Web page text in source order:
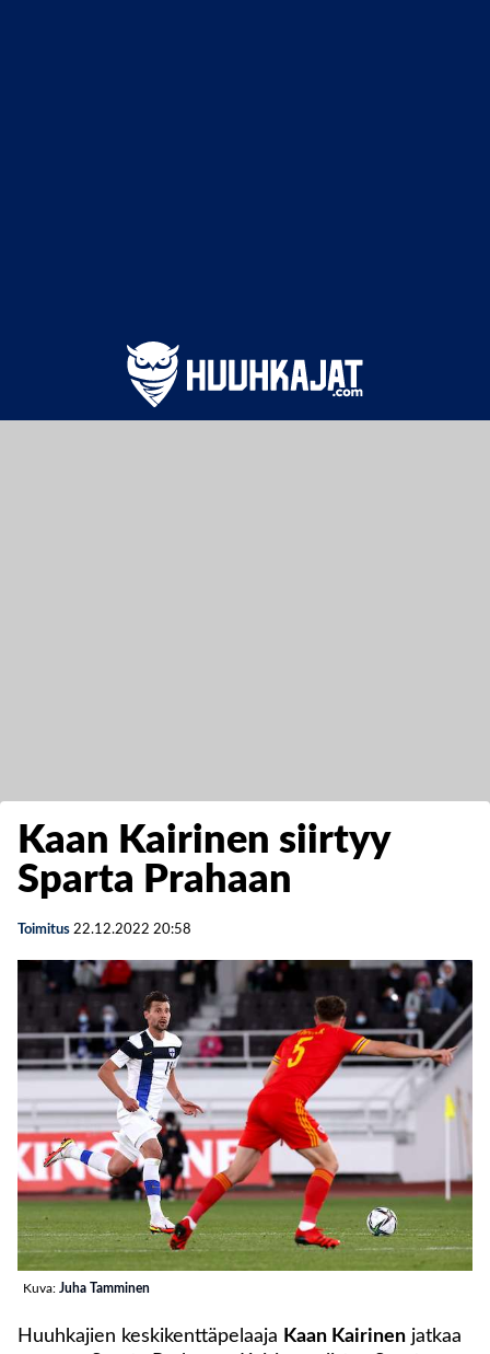
Kaan Kairinen siirtyy
Sparta Prahaan
Toimitus 22.12.2022 20:58
Kuva: Juha Tamminen
Huuhkajien keskikenttäpelaaja Kaan Kairinen jatkaa